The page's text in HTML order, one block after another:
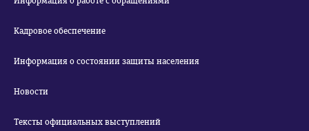
Кадровое обеспечение
Информация о состоянии защиты населения
Новости
Тексты официальных выступлений